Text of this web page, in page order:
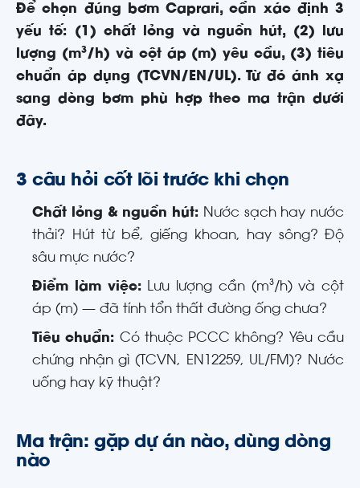
Để chọn đúng bơm Caprari, cần xác định 3
yếu tố: (1) chất lỏng và nguồn hút, (2) lưu
lượng (m³/h) và cột áp (m) yêu cầu, (3) tiêu
chuẩn áp dụng (TCVN/EN/UL). Từ đó ánh xạ
sang dòng bơm phù hợp theo ma trận dưới
đây.
3 câu hỏi cốt lõi trước khi chọn
Chất lỏng & nguồn hút: Nước sạch hay nước
thải? Hút từ bể, giếng khoan, hay sông? Độ
sâu mực nước?
Điểm làm việc:Lưu lượng cần (m³/h) và cột
áp (m) — đã tính tổn thất đường ống chưa?
Tiêu chuẩn: Có thuộc PCCC không? Yêu cầu
chứng nhận gì (TCVN, EN12259, UL/FM)? Nước
uống hay kỹ thuật?
Ma trận: gặp dự án nào, dùng dòng
nào